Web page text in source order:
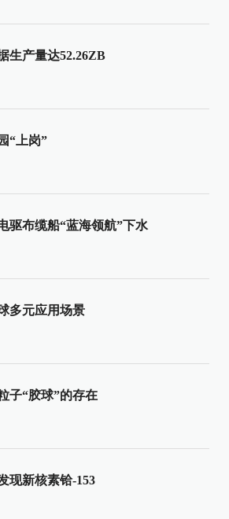
生产量达52.26ZB
“上岗”
驱布缆船“蓝海领航”下水
多元应用场景
子“胶球”的存在
现新核素铪-153